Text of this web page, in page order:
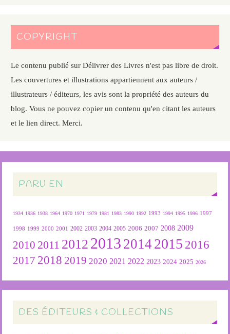
COPYRIGHT
Le contenu publié sur Délivrer des Livres n'est pas libre de droit.
Les couvertures et illustrations appartiennent aux auteurs /
illustrateurs / éditeurs, les avis sont la propriété des auteurs du
blog. Vous ne pouvez copier un contenu qu'en citant les auteurs
et le lien direct. Merci.
PARU EN
1934 1936 1938 1964 1970 1971 1979 1981 1983 1990 1992 1993 1994 1995 1996 1997
1998 1999 2000 2001 2002 2003 2004 2005 2006 2007 2008 2009
2010 2011 2012 2013 2014 2015 2016
2017 2018 2019 2020 2021 2022 2023 2024 2025 2026
DES ÉDITEURS & COLLECTIONS